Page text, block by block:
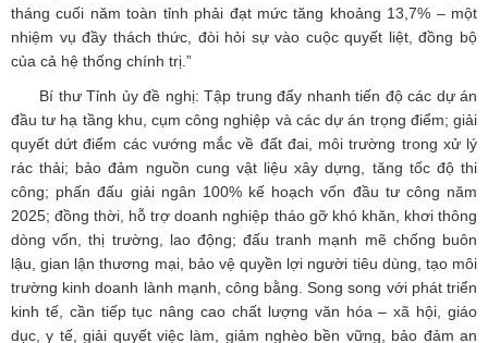
tháng cuối năm toàn tỉnh phải đạt mức tăng khoảng 13,7% – một
nhiệm vụ đầy thách thức, đòi hỏi sự vào cuộc quyết liệt, đồng bộ
của cả hệ thống chính trị.”
Bí thư Tỉnh ủy đề nghị: Tập trung đẩy nhanh tiến độ các dự án
đầu tư hạ tầng khu, cụm công nghiệp và các dự án trọng điểm; giải
quyết dứt điểm các vướng mắc về đất đai, môi trường trong xử lý
rác thải; bảo đảm nguồn cung vật liệu xây dựng, tăng tốc độ thi
công; phấn đấu giải ngân 100% kế hoạch vốn đầu tư công năm
2025; đồng thời, hỗ trợ doanh nghiệp tháo gỡ khó khăn, khơi thông
dòng vốn, thị trường, lao động; đấu tranh mạnh mẽ chống buôn
lậu, gian lận thương mại, bảo vệ quyền lợi người tiêu dùng, tạo môi
trường kinh doanh lành mạnh, công bằng. Song song với phát triển
kinh tế, cần tiếp tục nâng cao chất lượng văn hóa – xã hội, giáo
dục, y tế, giải quyết việc làm, giảm nghèo bền vững, bảo đảm an